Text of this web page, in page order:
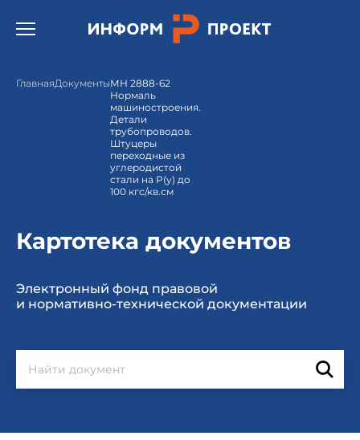
Открыть бургер меню.
ГлавнаяДокументыМН 2888-62
Нормаль
машиностроения.
Детали
трубопроводов.
Штуцеры
переходные из
углеродистой
стали на Р(у) до
100 кгс/кв.см
Картотека документов
Электронный фонд правовой
и нормативно-технической документации